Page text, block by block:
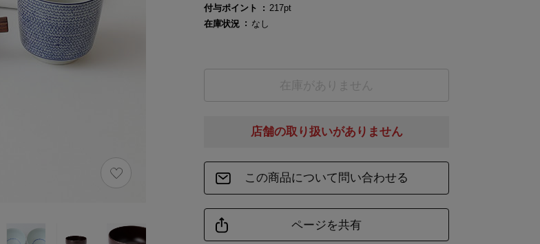
付与ポイント
217pt
在庫状況
なし
在庫がありません
この商品について問い合わせる
ページを共有
店舗の取り扱いがありません